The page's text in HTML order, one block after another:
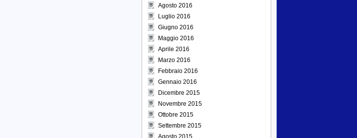
Agosto 2016
Luglio 2016
Giugno 2016
Maggio 2016
Aprile 2016
Marzo 2016
Febbraio 2016
Gennaio 2016
Dicembre 2015
Novembre 2015
Ottobre 2015
Settembre 2015
Agosto 2015